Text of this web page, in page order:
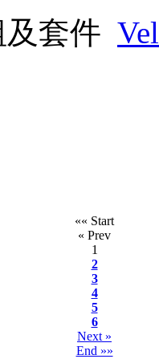
套件
«« Start
« Prev
1
2
3
4
5
6
Next »
End »»